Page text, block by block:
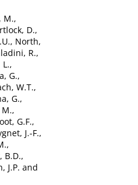
M.,
D.,
, North,
R.,
L.,
G.,
W.T.,
G.,
,
G.F.,
J.-F.,
,
B.D.,
J.P. and